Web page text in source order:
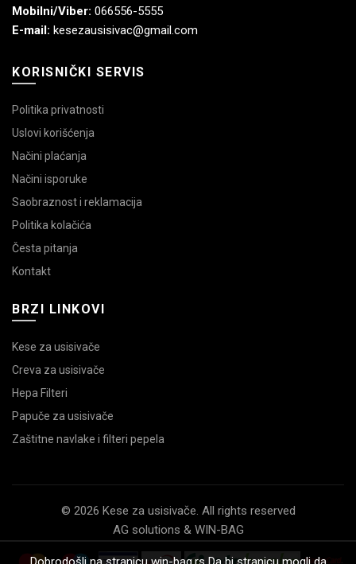
Mobilni/Viber: 066556-5555
E-mail: kesezausisivac@gmail.com
KORISNIČKI SERVIS
Politika privatnosti
Uslovi korišćenja
Načini plaćanja
Načini isporuke
Saobraznost i reklamacija
Politika kolačića
Česta pitanja
Kontakt
BRZI LINKOVI
Kese za usisivače
Creva za usisivače
Hepa Filteri
Papuče za usisivače
Zaštitne navlake i filteri pepela
© 2026 Kese za usisivače. All rights reserved
AG solutions & WIN-BAG